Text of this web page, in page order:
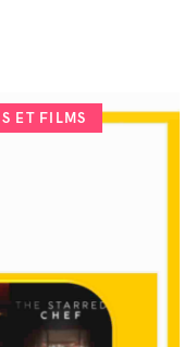
ET FILMS